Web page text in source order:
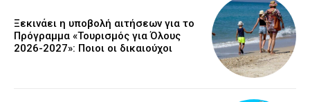
Ξεκινάει η υποβολή αιτήσεων για το
Πρόγραμμα «Τουρισμός για Όλους
2026-2027»: Ποιοι οι δικαιούχοι